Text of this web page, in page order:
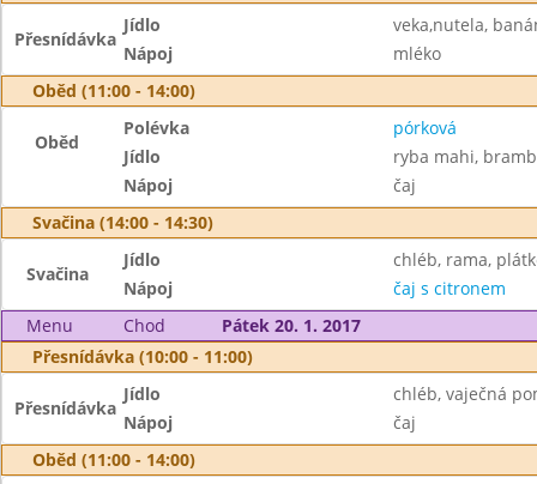
Přesnídávka
Jídlo
veka,nutela,
Nápoj
mléko
Oběd (11:00 - 14:00)
Oběd
Polévka
pórková
Jídlo
ryba mahi,
Nápoj
čaj
Svačina (14:00 - 14:30)
Svačina
Jídlo
chléb, rama,
Nápoj
čaj s citronem
Menu
Chod
Pátek 20. 1. 2017
Přesnídávka (10:00 - 11:00)
Přesnídávka
Jídlo
chléb, vaječná
Nápoj
čaj
Oběd (11:00 - 14:00)